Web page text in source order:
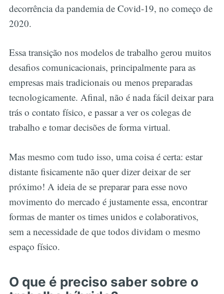
decorrência da pandemia de Covid-19, no começo de
2020.
Essa transição nos modelos de trabalho gerou muitos
desafios comunicacionais, principalmente para as
empresas mais tradicionais ou menos preparadas
tecnologicamente. Afinal, não é nada fácil deixar para
trás o contato físico, e passar a ver os colegas de
trabalho e tomar decisões de forma virtual.
Mas mesmo com tudo isso, uma coisa é certa: estar
distante fisicamente não quer dizer deixar de ser
próximo! A ideia de se preparar para esse novo
movimento do mercado é justamente essa, encontrar
formas de manter os times unidos e colaborativos,
sem a necessidade de que todos dividam o mesmo
espaço físico.
O que é preciso saber sobre o